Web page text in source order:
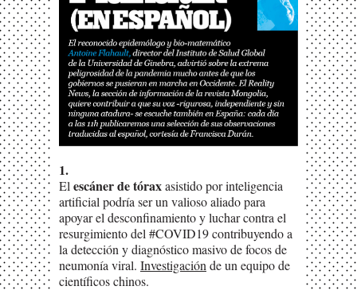
1.
El escáner de tóraxasistido por inteligencia
artificial podría ser un valioso aliado para
apoyar el desconfinamiento y luchar contra el
resurgimiento del #COVID19 contribuyendo a
la detección y diagnóstico masivo de focos de
neumonía viral. Investigación de un equipo de
científicos chinos.